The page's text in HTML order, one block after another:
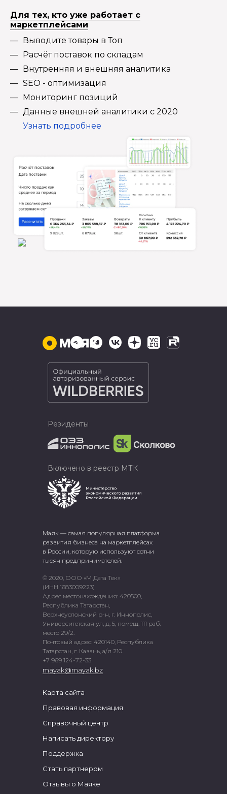
Для тех, кто уже работает с
маркетплейсами
Выводите товары в Топ
Расчёт поставок по складам
Внутренняя и внешняя аналитика
SEO - оптимизация
Мониторинг позиций
Данные внешней аналитики с 2020
Узнать подробнее
Маяк — самая популярная платформа
развития бизнеса на маркетплейсах
в России, которую используют сотни
тысяч предпринимателей.
© 2020, ООО «М Дата Тек»
(ИНН 1683009223)
Адрес местонахождения: 420500,
Республика Татарстан,
Верхнеуслонский р-н, г. Иннополис,
Университетская ул, д. 5, помещ. 111 раб.
место 29/2.
Почтовый адрес: 420140, Республика
Татарстан, г. Казань, а/я 210.
+7 969 124-72-33
mayak@mayak.bz
Карта сайта
Правовая информация
Справочный центр
Написать директору
Поддержка
Стать партнером
Отзывы о Маяке
Резиденты
Включено в реестр МТК